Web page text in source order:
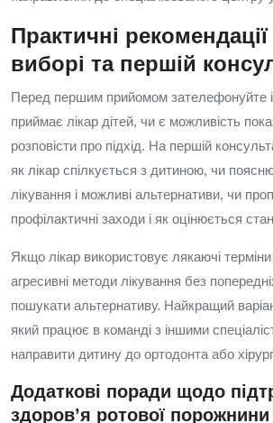
Практичні
виборі та першій
Перед першим прийомом зателефонуйте і
приймає лікар дітей, чи є можливість
розповісти про підхід. На першій
як лікар спілкується з дитиною, чи
лікування і можливі альтернативи, чи
профілактичні заходи і як оцінюється
Якщо лікар використовує лякаючі
агресивні методи лікування без
пошукати альтернативу. Найкращий
який працює в команді з іншими
направити дитину до ортодонта або
Додаткові поради щодо
здоров’я ротової